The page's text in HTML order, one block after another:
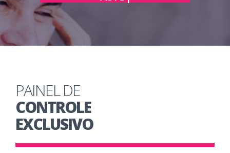
PAINEL DE
CONTROLE
EXCLUSIVO